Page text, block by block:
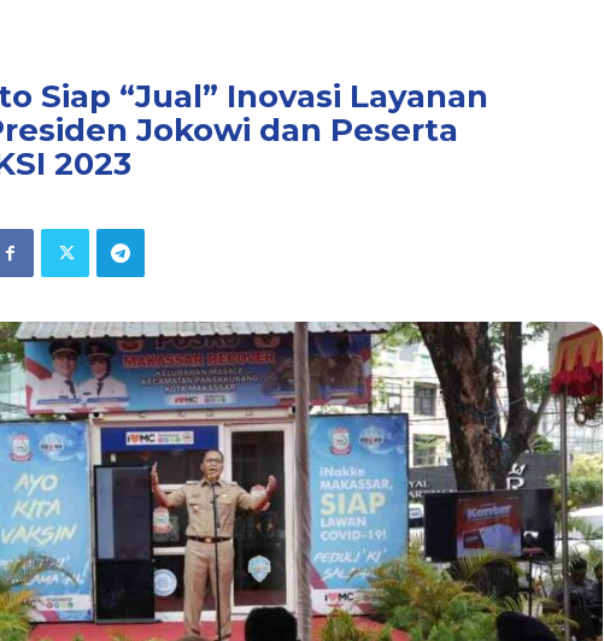
Siap “Jual” Inovasi Layanan
Jokowi dan Peserta
2023